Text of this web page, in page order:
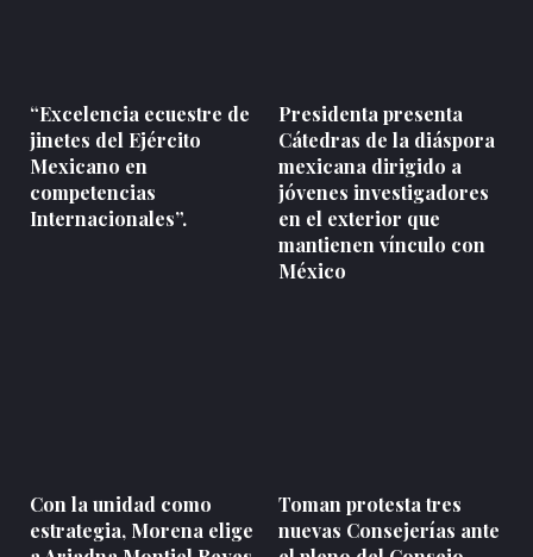
“Excelencia ecuestre de
jinetes del Ejército
Mexicano en
competencias
Internacionales”.
Presidenta presenta
Cátedras de la diáspora
mexicana dirigido a
jóvenes investigadores
en el exterior que
mantienen vínculo con
México
Con la unidad como
estrategia, Morena elige
Toman protesta tres
nuevas Consejerías ante